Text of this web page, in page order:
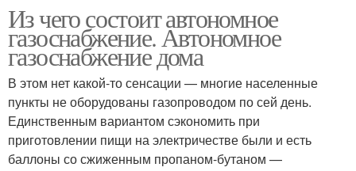
Из чего состоит автономное
газоснабжение. Автономное
газоснабжение дома
В этом нет какой-то сенсации — многие населенные
пункты не оборудованы газопроводом по сей день.
Единственным вариантом сэкономить при
приготовлении пищи на электричестве были и есть
баллоны со сжиженным пропаном-бутаном —